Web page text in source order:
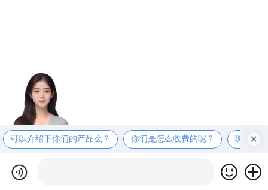
可以介绍下你们的产品么？ 你们是怎么收费的呢？ 现在有